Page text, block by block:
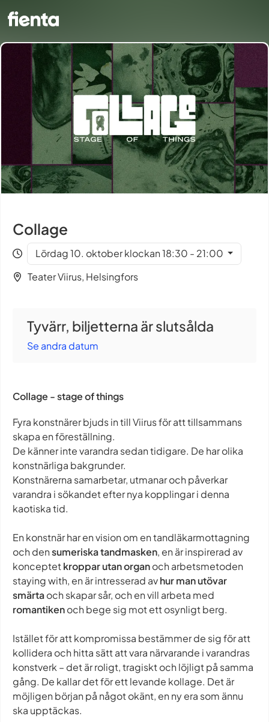
Collage
Lördag 10. oktober klockan 18:30 - 21:00
Teater Viirus, Helsingfors
Tyvärr, biljetterna är slutsålda
Se andra datum
Collage - stage of things
Fyra konstnärer bjuds in till Viirus för att tillsammans
skapa en föreställning.
De känner inte varandra sedan tidigare. De har olika
konstnärliga bakgrunder.
Konstnärerna samarbetar, utmanar och påverkar
varandra i sökandet efter nya kopplingar i denna
kaotiska tid.
En konstnär har en vision om en tandläkarmottagning
och densumeriska tandmasken, en är inspirerad av
konceptetkroppar utan organoch arbetsmetoden
staying with, en är intresserad avhur man utövar
smärtaoch skapar sår, och en vill arbeta med
romantikenoch bege sig mot ett osynligt berg.
Istället för att kompromissa bestämmer de sig för att
kollidera och hitta sätt att vara närvarande i varandras
konstverk – det är roligt, tragiskt och löjligt på samma
gång. De kallar det för ett levande kollage. Det är
möjligen början på något okänt, en ny era som ännu
ska upptäckas.